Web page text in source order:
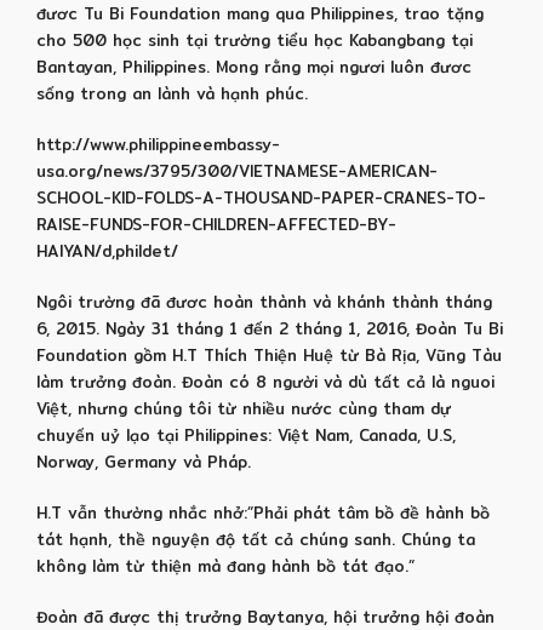
đươc Tu Bi Foundation mang qua Philippines, trao tặng
cho 500 học sinh tại trường tiểu học Kabangbang tại
Bantayan, Philippines. Mong rằng mọi ngươi luôn đươc
sống trong an lành và hạnh phúc.
http://www.philippineembassy-
usa.org/news/3795/300/VIETNAMESE-AMERICAN-
SCHOOL-KID-FOLDS-A-THOUSAND-PAPER-CRANES-TO-
RAISE-FUNDS-FOR-CHILDREN-AFFECTED-BY-
HAIYAN/d,phildet/
Ngôi trường đã đươc hoàn thành và khánh thành tháng
6, 2015. Ngày 31 tháng 1 đến 2 tháng 1, 2016, Đoàn Tu Bi
Foundation gồm H.T Thích Thiện Huệ từ Bà Rịa, Vũng Tàu
làm trưởng đoàn. Đoàn có 8 người và dù tất cả là nguoi
Việt, nhưng chúng tôi từ nhiều nước cùng tham dự
chuyến uỷ lạo tại Philippines: Việt Nam, Canada, U.S,
Norway, Germany và Pháp.
H.T vẫn thường nhắc nhở:”Phải phát tâm bồ đề hành bồ
tát hạnh, thề nguyện độ tất cả chúng sanh. Chúng ta
không làm từ thiện mà đang hành bồ tát đạo.”
Đoàn đã được thị trưởng Baytanya, hội trưởng hội đoàn